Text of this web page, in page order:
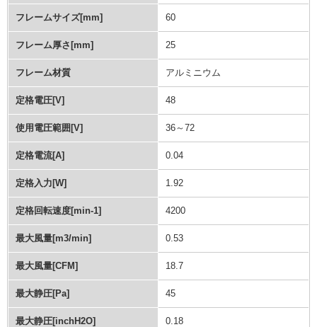
フレームサイズ[mm] 60
フレーム厚さ[mm] 25
フレーム材質 アルミニウム
定格電圧[V] 48
使用電圧範囲[V] 36～72
定格電流[A] 0.04
定格入力[W] 1.92
定格回転速度[min-1] 4200
最大風量[m3/min] 0.53
最大風量[CFM] 18.7
最大静圧[Pa] 45
最大静圧[inchH2O] 0.18